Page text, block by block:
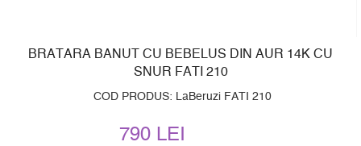
BRATARA BANUT CU BEBELUS DIN AUR 14K CU
SNUR FATI 210
COD PRODUS: LaBeruzi FATI 210
790 LEI